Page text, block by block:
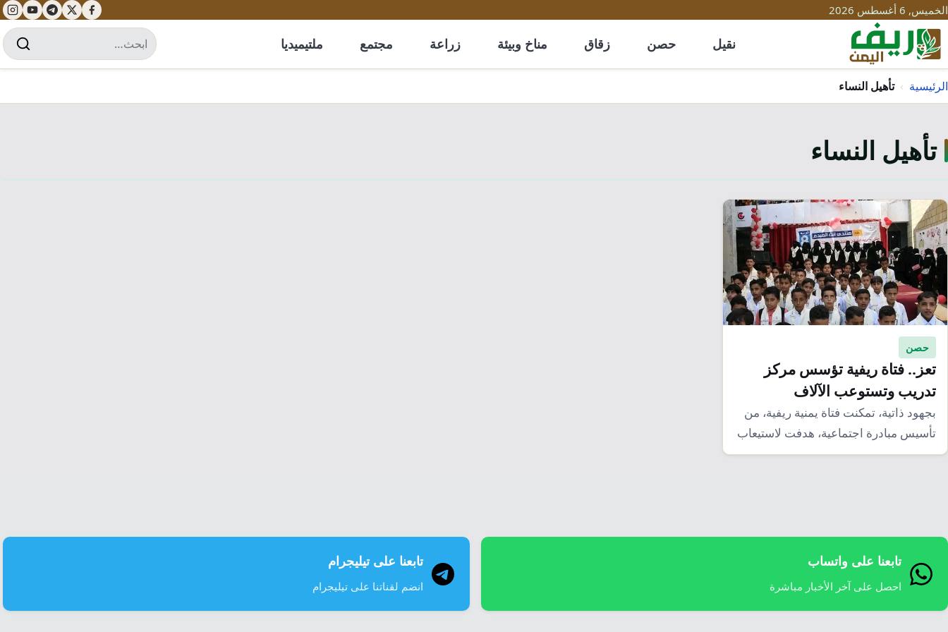
الخميس, 6 أغسطس 2026
نقيل حصن زقاق مناخ وبيئة زراعة مجتمع ملتيميديا
الرئيسية › تأهيل النساء
تأهيل النساء
حصن
تعز.. فتاة ريفية تؤسس مركز
تدريب وتستوعب الآلاف
بجهود ذاتية، تمكنت فتاة يمنية ريفية، من
تأسيس مبادرة اجتماعية، هدفت لاستيعاب
النساء والشباب…
تابعنا على واتساب
احصل على آخر الأخبار مباشرة
تابعنا على تيليجرام
انضم لقناتنا على تيليجرام